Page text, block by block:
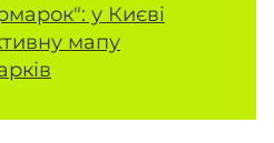
у Києві
мапу